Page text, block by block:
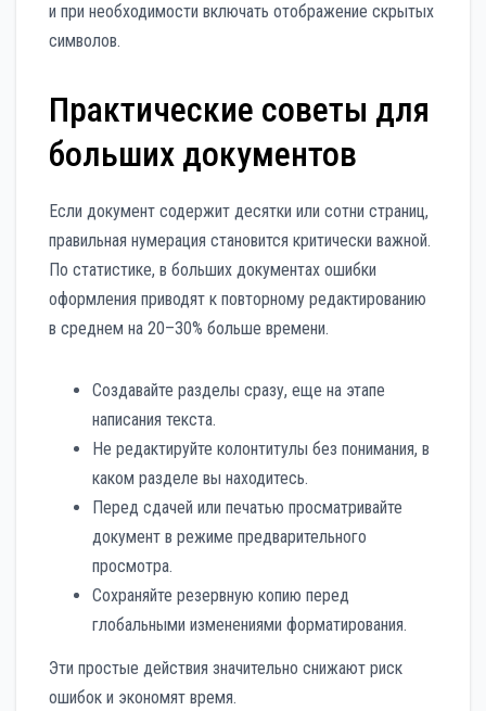
и при необходимости включать отображение скрытых
символов.
Практические советы для
больших документов
Если документ содержит десятки или сотни страниц,
правильная нумерация становится критически важной.
По статистике, в больших документах ошибки
оформления приводят к повторному редактированию
в среднем на 20–30% больше времени.
Создавайте разделы сразу, еще на этапе
написания текста.
Не редактируйте колонтитулы без понимания, в
каком разделе вы находитесь.
Перед сдачей или печатью просматривайте
документ в режиме предварительного
просмотра.
Сохраняйте резервную копию перед
глобальными изменениями форматирования.
Эти простые действия значительно снижают риск
ошибок и экономят время.